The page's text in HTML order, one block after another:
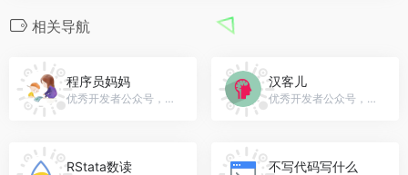
相关导航
程序员妈妈
优秀开发者公众号，微信号：chengxuyuan-mama
汉客儿
优秀开发者公众号，微信号：gh_418dfd27e592
RStata数读 不写代码写什么